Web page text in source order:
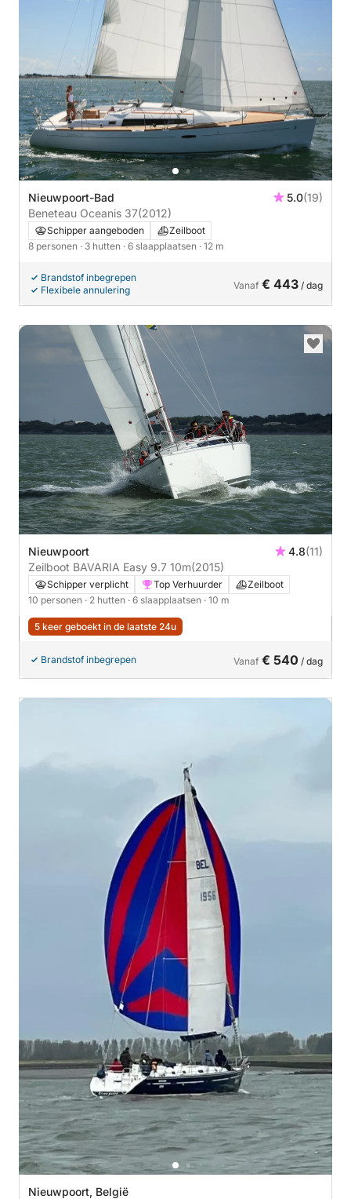
Nieuwpoort-Bad 5.0(19)
Beneteau Oceanis 37(2012)
Schipper aangeboden
Zeilboot
8 personen · 3 hutten · 6 slaapplaatsen · 12 m
Brandstof inbegrepen
Flexibele annulering
Vanaf € 443 / dag
Nieuwpoort 4.8(11)
Zeilboot BAVARIA Easy 9.7 10m(2015)
Schipper verplicht Top Verhuurder
Zeilboot
10 personen · 2 hutten · 6 slaapplaatsen · 10 m
5 keer geboekt in de laatste 24u
Brandstof inbegrepen Vanaf € 540 / dag
Nieuwpoort, België